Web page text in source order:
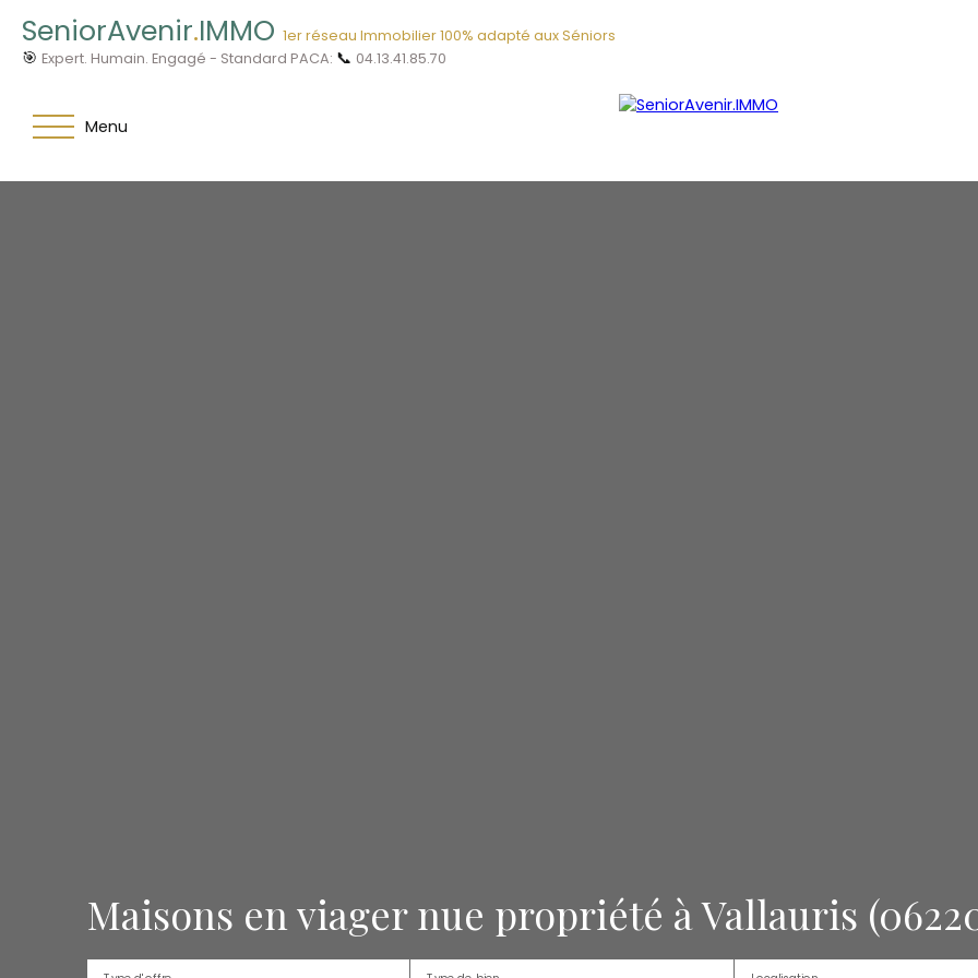
SeniorAvenir.IMMO 1er réseau Immobilier 100% adapté aux Séniors
🎯 Expert. Humain. Engagé - Standard PACA: 📞 04.13.41.85.70
Menu
Maisons en viager nue propriété à Vallauris